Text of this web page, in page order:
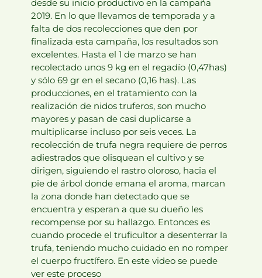
desde su inicio productivo en la campaña
2019. En lo que llevamos de temporada y a
falta de dos recolecciones que den por
finalizada esta campaña, los resultados son
excelentes. Hasta el 1 de marzo se han
recolectado unos 9 kg en el regadío (0,47has)
y sólo 69 gr en el secano (0,16 has). Las
producciones, en el tratamiento con la
realización de nidos truferos, son mucho
mayores y pasan de casi duplicarse a
multiplicarse incluso por seis veces. La
recolección de trufa negra requiere de perros
adiestrados que olisquean el cultivo y se
dirigen, siguiendo el rastro oloroso, hacia el
pie de árbol donde emana el aroma, marcan
la zona donde han detectado que se
encuentra y esperan a que su dueño les
recompense por su hallazgo. Entonces es
cuando procede el truficultor a desenterrar la
trufa, teniendo mucho cuidado en no romper
el cuerpo fructífero. En este video se puede
ver este proceso